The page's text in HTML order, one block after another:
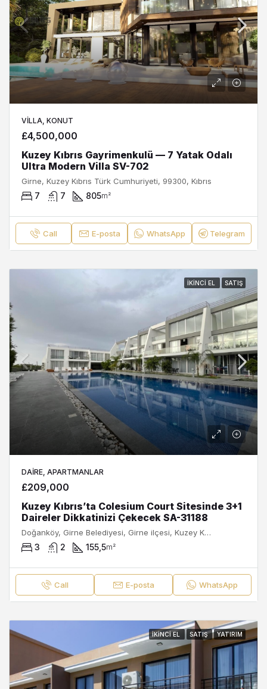
VILLA, KONUT
£4,500,000
Kuzey Kıbrıs Gayrimenkulü — 7 Yatak Odalı
Ultra Modern Villa SV-702
Girne, Kuzey Kıbrıs Türk Cumhuriyeti, 99300, Kıbrıs
7 7 805m²
Call E-posta WhatsApp Telegram
İKINCI EL SATIŞ
DAIRE, APARTMANLAR
£209,000
Kuzey Kıbrıs’ta Colesium Court Sitesinde 3+1
Daireler Dikkatinizi Çekecek SA-31188
Doğanköy, Girne Belediyesi, Girne ilçesi, Kuzey Kıbrıs, Κύπρος - Kıbrıs
3 2 155,5m²
Call E-posta WhatsApp
İKINCI EL SATIŞ YATIRIM